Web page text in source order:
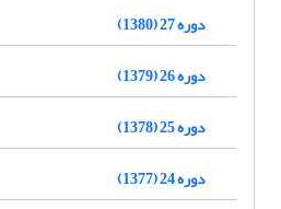
دوره 27 (1380)
دوره 26 (1379)
دوره 25 (1378)
دوره 24 (1377)